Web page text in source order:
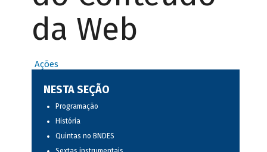
da Web
Ações
NESTA SEÇÃO
Programação
História
Quintas no BNDES